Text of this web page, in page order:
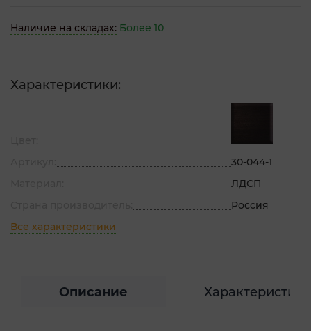
Наличие на складах: Более 10
Характеристики:
30-044-1
ЛДСП
Россия
Все характеристики
Описание Характеристики